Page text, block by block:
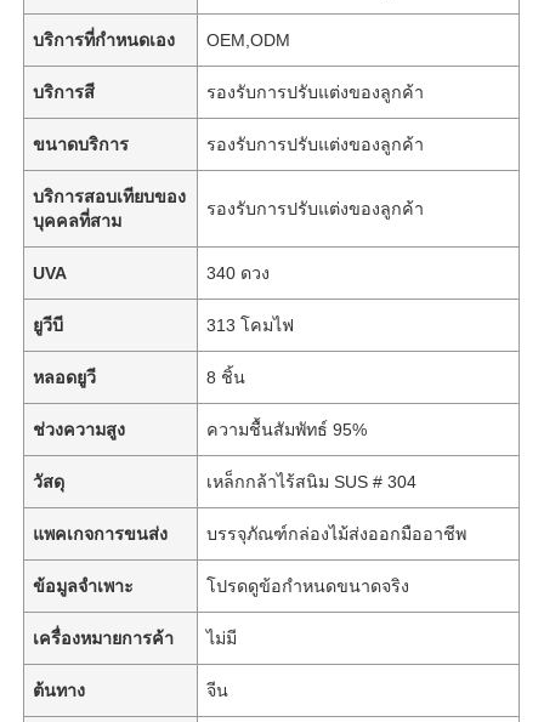
บริการที่กำหนดเอง OEM,ODM
บริการสี รองรับการปรับแต่งของลูกค้า
ขนาดบริการ รองรับการปรับแต่งของลูกค้า
บริการสอบเทียบของ
บุคคลที่สาม
รองรับการปรับแต่งของลูกค้า
UVA 340 ดวง
ยูวีบี 313 โคมไฟ
หลอดยูวี 8 ชิ้น
ช่วงความสูง ความชื้นสัมพัทธ์ 95%
วัสดุ เหล็กกล้าไร้สนิม SUS # 304
แพคเกจการขนส่ง บรรจุภัณฑ์กล่องไม้ส่งออกมืออาชีพ
ข้อมูลจำเพาะ โปรดดูข้อกำหนดขนาดจริง
เครื่องหมายการค้า ไม่มี
ต้นทาง จีน